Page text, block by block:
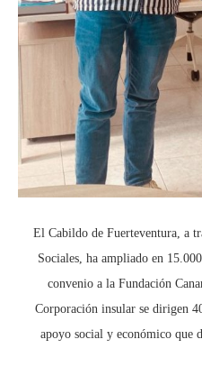
El Cabildo de Fuerteventura, a
Sociales, ha ampliado en
convenio a la Fundación
Corporación insular se dirigen
apoyo social y económico que